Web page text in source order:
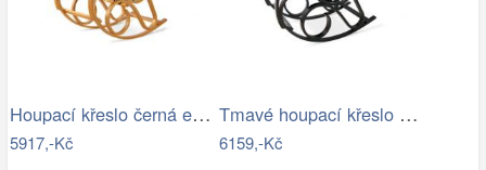
Houpací křeslo černá ekokůže - AT
5917,-Kč
Tmavé houpací křeslo z přírodní ovčí…
6159,-Kč